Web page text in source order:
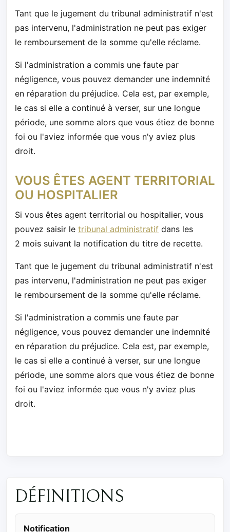
Tant que le jugement du tribunal administratif n'est
pas intervenu, l'administration ne peut pas exiger
le remboursement de la somme qu'elle réclame.
Si l'administration a commis une faute par
négligence, vous pouvez demander une indemnité
en réparation du préjudice. Cela est, par exemple,
le cas si elle a continué à verser, sur une longue
période, une somme alors que vous étiez de bonne
foi ou l'aviez informée que vous n'y aviez plus
droit.
VOUS ÊTES AGENT TERRITORIAL
OU HOSPITALIER
Si vous êtes agent territorial ou hospitalier, vous
pouvez saisir le tribunal administratif dans les
2 mois suivant la notification du titre de recette.
Tant que le jugement du tribunal administratif n'est
pas intervenu, l'administration ne peut pas exiger
le remboursement de la somme qu'elle réclame.
Si l'administration a commis une faute par
négligence, vous pouvez demander une indemnité
en réparation du préjudice. Cela est, par exemple,
le cas si elle a continué à verser, sur une longue
période, une somme alors que vous étiez de bonne
foi ou l'aviez informée que vous n'y aviez plus
droit.
DÉFINITIONS
Notification